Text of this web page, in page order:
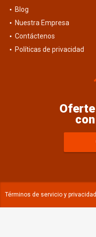
Servicio
Blog
Nuestra Empresa
Contáctenos
Términos de servicio y privacidad